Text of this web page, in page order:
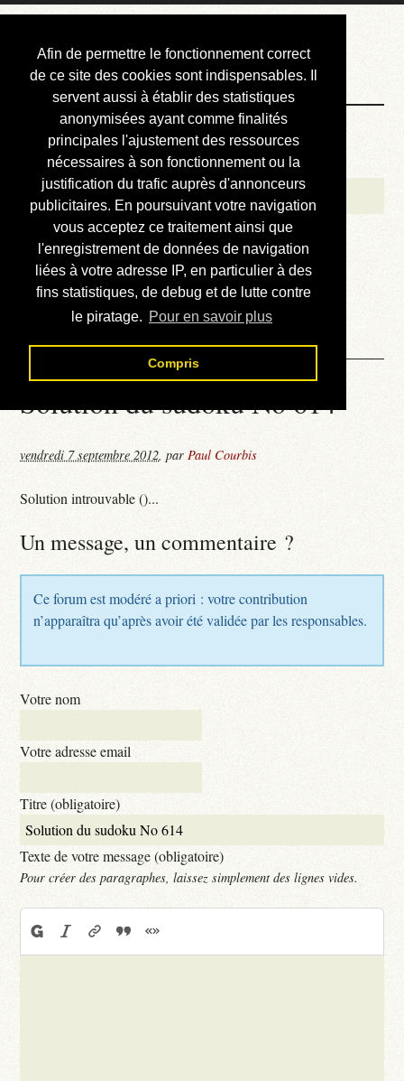
Afin de permettre le fonctionnement correct
de ce site des cookies sont indispensables. Il
servent aussi à établir des statistiques
anonymisées ayant comme finalités
principales l'ajustement des ressources
nécessaires à son fonctionnement ou la
justification du trafic auprès d'annonceurs
publicitaires. En poursuivant votre navigation
vous acceptez ce traitement ainsi que
l'enregistrement de données de navigation
liées à votre adresse IP, en particulier à des
fins statistiques, de debug et de lutte contre
le piratage. Pour en savoir plus
Compris
Courbis, « LE »
Blog Officiel
Bienvenue
Réalisations
Divers (et d’été)
Annonces
Liens externes
Téléchargement
Contact
Solution du sudoku No 614
vendredi 7 septembre 2012,parPaul Courbis
Solution introuvable ()...
Un message, un commentaire ?
Ce forum est modéré a priori : votre contribution
n’apparaîtra qu’après avoir été validée par les responsables.
Votre nom
Votre adresse email
Titre (obligatoire)
Texte de votre message (obligatoire)
Pour créer des paragraphes, laissez simplement des lignes vides.